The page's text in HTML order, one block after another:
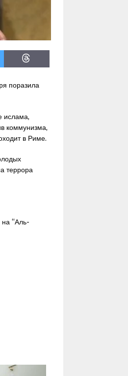
поразила
ислама,
коммунизма,
в Риме.
террора
“Аль-